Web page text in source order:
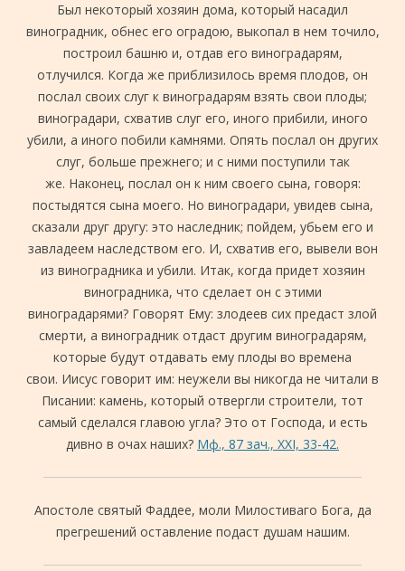
Был некоторый хозяин дома, который насадил
виноградник, обнес его оградою, выкопал в нем точило,
построил башню и, отдав его виноградарям,
отлучился. Когда же приблизилось время плодов, он
послал своих слуг к виноградарям взять свои плоды;
виноградари, схватив слуг его, иного прибили, иного
убили, а иного побили камнями. Опять послал он других
слуг, больше прежнего; и с ними поступили так
же. Наконец, послал он к ним своего сына, говоря:
постыдятся сына моего. Но виноградари, увидев сына,
сказали друг другу: это наследник; пойдем, убьем его и
завладеем наследством его. И, схватив его, вывели вон
из виноградника и убили. Итак, когда придет хозяин
виноградника, что сделает он с этими
виноградарями? Говорят Ему: злодеев сих предаст злой
смерти, а виноградник отдаст другим виноградарям,
которые будут отдавать ему плоды во времена
свои. Иисус говорит им: неужели вы никогда не читали в
Писании: камень, который отвергли строители, тот
самый сделался главою угла? Это от Господа, и есть
дивно в очах наших? Мф., 87 зач., XXI, 33-42.
Апостоле святый Фаддее, моли Милостиваго Бога, да
прегрешений оставление подаст душам нашим.